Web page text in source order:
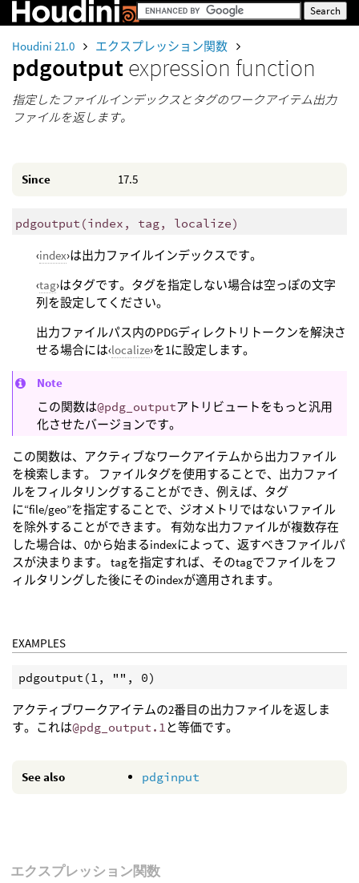
Houdini 21.0 エクスプレッション関数
pdgoutputexpression function
指定したファイルインデックスとタグのワークアイテム出力
ファイルを返します。
Since 17.5
pdgoutput (index, tag, localize)
‹index›は出力ファイルインデックスです。
‹tag›はタグです。タグを指定しない場合は空っぽの文字
列を設定してください。
出力ファイルパス内のPDGディレクトリトークンを解決さ
せる場合には‹localize›を1に設定します。
Note
この関数は@pdg_outputアトリビュートをもっと汎用
化させたバージョンです。
この関数は、アクティブなワークアイテムから出力ファイル
を検索します。 ファイルタグを使用することで、出力ファイ
ルをフィルタリングすることができ、例えば、タグ
に“file/geo”を指定することで、ジオメトリではないファイル
を除外することができます。 有効な出力ファイルが複数存在
した場合は、0から始まるindexによって、返すべきファイルパ
スが決まります。 tagを指定すれば、そのtagでファイルをフ
ィルタリングした後にそのindexが適用されます。
EXAMPLES
pdgoutput(1, "", 0)
アクティブワークアイテムの2番目の出力ファイルを返しま
す。これは@pdg_output.1と等価です。
See also pdginput
エクスプレッション関数